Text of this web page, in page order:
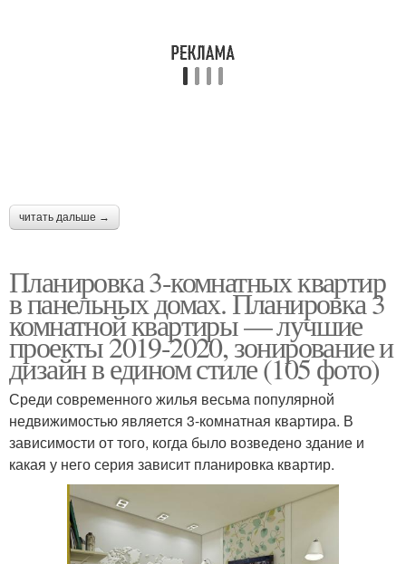
читать дальше →
Планировка 3-комнатных квартир
в панельных домах. Планировка 3
комнатной квартиры — лучшие
проекты 2019-2020, зонирование и
дизайн в едином стиле (105 фото)
Среди современного жилья весьма популярной
недвижимостью является 3-комнатная квартира. В
зависимости от того, когда было возведено здание и
какая у него серия зависит планировка квартир.